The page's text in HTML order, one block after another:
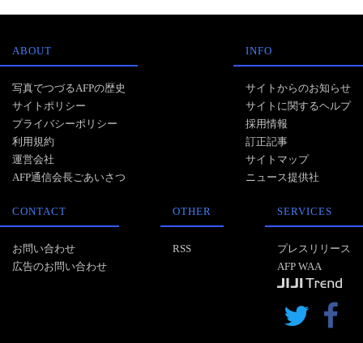
ABOUT
写真でつづるAFPの歴史
サイトポリシー
プライバシーポリシー
利用規約
運営会社
AFP通信会長ごあいさつ
INFO
サイトからのお知らせ
サイトに関するヘルプ
採用情報
訂正記事
サイトマップ
ニュース提供社
CONTACT
お問い合わせ
広告のお問い合わせ
OTHER
RSS
SERVICES
プレスリリース
AFP WAA